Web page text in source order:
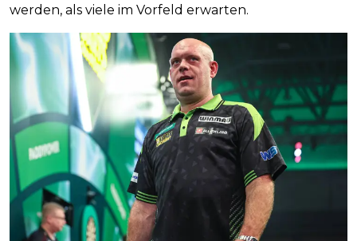
werden, als viele im Vorfeld erwarten.